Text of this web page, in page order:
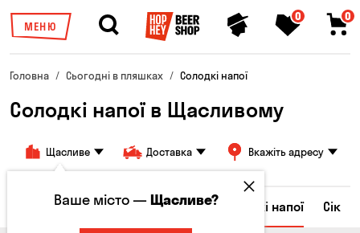
МЕНЮ
0 0
Головна Сьогодні в пляшках Солодкі напої
Солодкі напої в Щасливому
Щасливе Доставка Вкажіть адресу
Вода Енергетичні напої Солодкі напої Сік
Ваше місто —Щасливе?